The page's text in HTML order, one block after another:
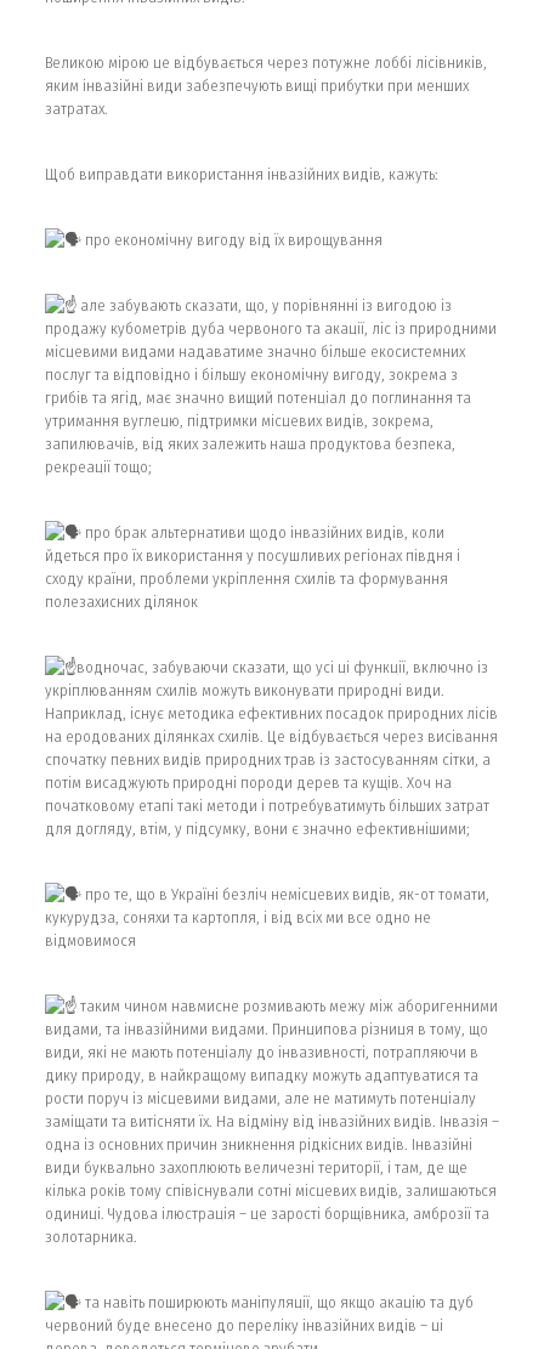
Великою мірою це відбувається через потужне лоббі лісівників,
яким інвазійні види забезпечують вищі прибутки при менших
затратах.
Щоб виправдати використання інвазійних видів, кажуть:
про економічну вигоду від їх вирощування
але забувають сказати, що, у порівнянні із вигодою із
продажу кубометрів дуба червоного та акації, ліс із природними
місцевими видами надаватиме значно більше екосистемних
послуг та відповідно і більшу економічну вигоду, зокрема з
грибів та ягід, має значно вищий потенціал до поглинання та
утримання вуглецю, підтримки місцевих видів, зокрема,
запилювачів, від яких залежить наша продуктова безпека,
рекреації тощо;
про брак альтернативи щодо інвазійних видів, коли
йдеться про їх використання у посушливих регіонах півдня і
сходу країни, проблеми укріплення схилів та формування
полезахисних ділянок
водночас, забуваючи сказати, що усі ці функції, включно із
укріплюванням схилів можуть виконувати природні види.
Наприклад, існує методика ефективних посадок природних лісів
на еродованих ділянках схилів. Це відбувається через висівання
спочатку певних видів природних трав із застосуванням сітки, а
потім висаджують природні породи дерев та кущів. Хоч на
початковому етапі такі методи і потребуватимуть більших затрат
для догляду, втім, у підсумку, вони є значно ефективнішими;
про те, що в Україні безліч немісцевих видів, як-от томати,
кукурудза, соняхи та картопля, і від всіх ми все одно не
відмовимося
таким чином навмисне розмивають межу між аборигенними
видами, та інвазійними видами. Принципова різниця в тому, що
види, які не мають потенціалу до інвазивності, потрапляючи в
дику природу, в найкращому випадку можуть адаптуватися та
рости поруч із місцевими видами, але не матимуть потенціалу
заміщати та витісняти їх. На відміну від інвазійних видів. Інвазія –
одна із основних причин зникнення рідкісних видів. Інвазійні
види буквально захоплюють величезні території, і там, де ще
кілька років тому співіснували сотні місцевих видів, залишаються
одиниці. Чудова ілюстрація – це зарості борщівника, амброзії та
золотарника.
та навіть поширюють маніпуляції, що якщо акацію та дуб
червоний буде внесено до переліку інвазійних видів – ці